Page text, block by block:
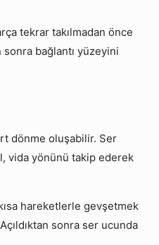
tekrar takılmadan önce
sonra bağlantı yüzeyini
dönme oluşabilir. Ser
vida yönünü takip ederek
hareketlerle gevşetmek
sonra ser ucunda